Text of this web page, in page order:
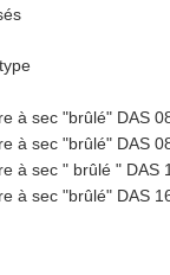
à sec "brûlé" DAS
à sec "brûlé" DAS
à sec " brûlé " DAS
à sec "brûlé" DAS